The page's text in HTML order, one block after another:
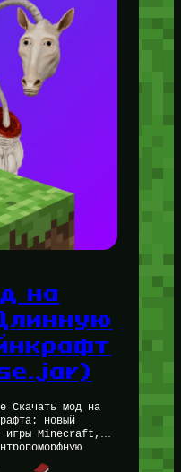
на
Скачать мод на
новый
игры Minecraft,
(ИИ) страшную…